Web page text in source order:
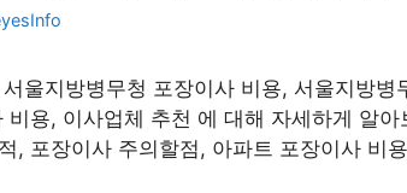
울지방병무청 포장이사 비용, 서울지방
비용, 이사업체 추천 에 대해 자세하게 알
, 포장이사 주의할점, 아파트 포장이사 비